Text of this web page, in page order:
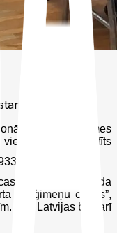
no Zviedrijas
šīs Vidzemes
vienlaikus bija veltīts
Saulkrastu novada
un ģimeņu centrs”,
Bez Latvijas bija arī